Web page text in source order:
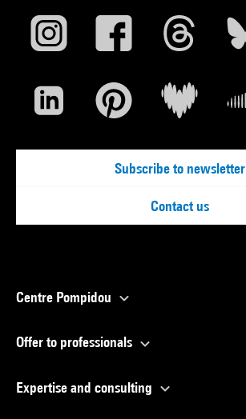
Subscribe to newsletter
Contact us
Centre Pompidou
Offer to professionals
Expertise and consulting